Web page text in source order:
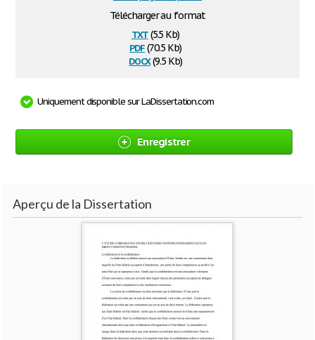
Télécharger au format
txt(5.5 Kb)
pdf(70.5 Kb)
docx(9.5 Kb)
Uniquement disponible sur LaDissertation.com
Enregistrer
Aperçu de la Dissertation